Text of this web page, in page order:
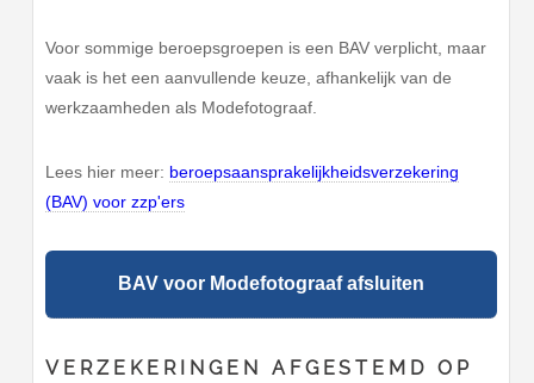
Voor sommige beroepsgroepen is een BAV verplicht, maar
vaak is het een aanvullende keuze, afhankelijk van de
werkzaamheden als Modefotograaf.
Lees hier meer: beroepsaansprakelijkheidsverzekering
(BAV) voor zzp'ers
BAV voor Modefotograaf afsluiten
VERZEKERINGEN AFGESTEMD OP